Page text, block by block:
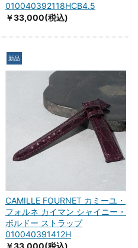
010040392118HCB4.5
￥33,000(税込)
新品
CAMILLE FOURNET カミーユ・
フォルネ カイマン シャイニー・
ボルドー ストラップ
010040391412H
￥33,000(税込)